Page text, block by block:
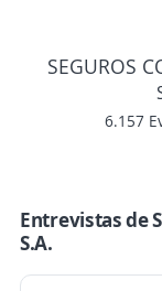
SEGUROS
6.157
Entrevistas de
S.A.